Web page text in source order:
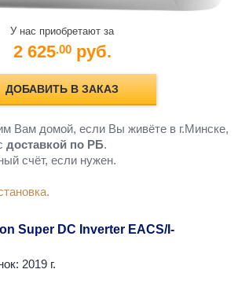
У нас приобретают за
2 625.00 руб.
ДОБАВИТЬ В ЗАКАЗ
Вам домой, если Вы живёте в г.Минске,
доставкой по РБ.
счёт, если нужен.
Super DC Inverter EACS/I-
2019 г.